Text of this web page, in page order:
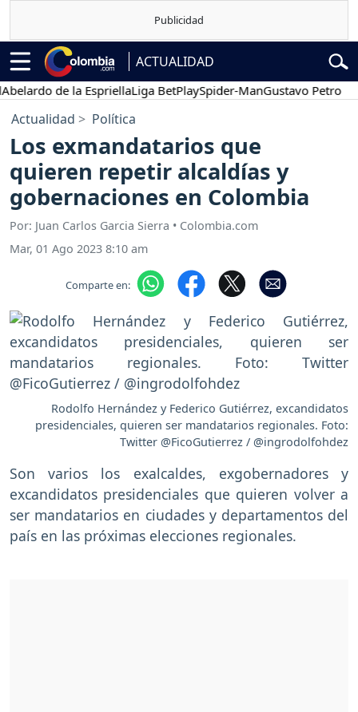
ACTUALIDAD
de la EspriellaLiga BetPlaySpider-ManGustavo Petro
Actualidad Política
Los exmandatarios que
quieren repetir alcaldías y
gobernaciones en Colombia
Por: Juan Carlos Garcia Sierra • Colombia.com
Mar, 01 Ago 2023 8:10 am
Comparte en:
Rodolfo Hernández y Federico Gutiérrez, excandidatos
presidenciales, quieren ser mandatarios regionales. Foto:
Twitter @FicoGutierrez / @ingrodolfohdez
Son varios los exalcaldes, exgobernadores y
excandidatos presidenciales que quieren volver a
ser mandatarios en ciudades y departamentos del
país en las próximas elecciones regionales.